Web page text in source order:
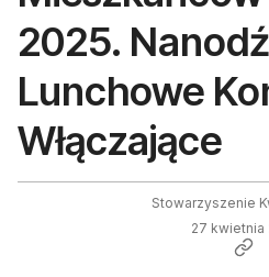
2025.
Lunchowe
Włączające
Stowarzyszenie
27 kwietnia